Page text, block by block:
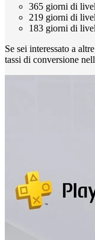
365 giorni di
219 giorni di
183 giorni di
Se sei interessato a
tassi di conversione